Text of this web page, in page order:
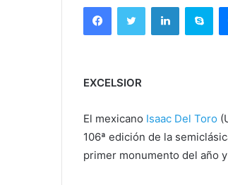
FacebookTwitter LinkedIn
EXCELSIOR
El mexicano Isaac Del Toro
106ª edición de la
primer monumento del año